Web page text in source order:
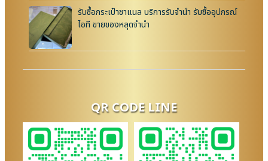
รับซื้อกระเป๋าชาแนล บริการรับจำนำ รับซื้ออุปกรณ์
ไอที ขายของหลุดจำนำ
QR CODE LINE